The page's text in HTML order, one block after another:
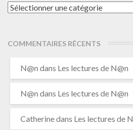
Catégories
COMMENTAIRES RÉCENTS
N@n dans Les lectures de N@n
N@n dans Les lectures de N@n
Catherinedans Les lectures de